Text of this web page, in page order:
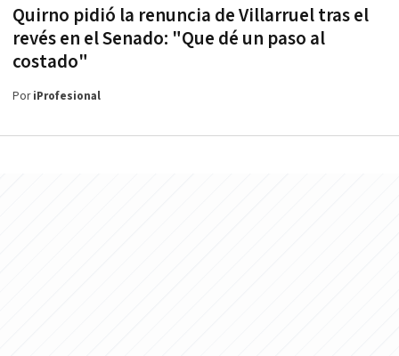
Quirno pidió la renuncia de Villarruel tras el
revés en el Senado: "Que dé un paso al
costado"
PoriProfesional